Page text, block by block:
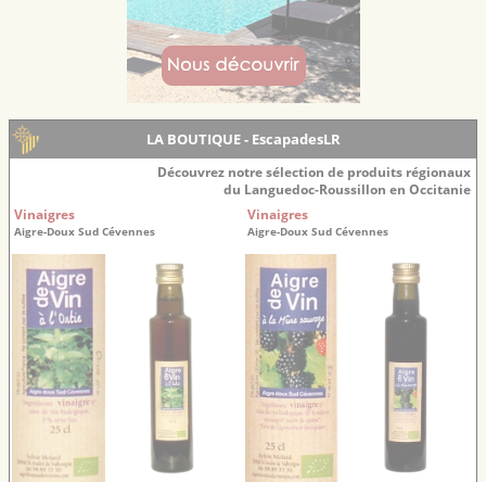
LA BOUTIQUE - EscapadesLR
Découvrez notre sélection de produits régionaux
du Languedoc-Roussillon en Occitanie
Vinaigres
Aigre-Doux Sud Cévennes
Vinaigres
Aigre-Doux Sud Cévennes